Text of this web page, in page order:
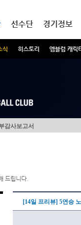
식 히스토리 엠블럼 캐릭
선수단 경기정보
감사보고서
드립니다.
[14일 프리뷰] 5연승